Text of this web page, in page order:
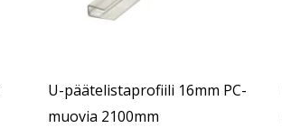
U-päätelistaprofiili 16mm PC-
muovia 2100mm